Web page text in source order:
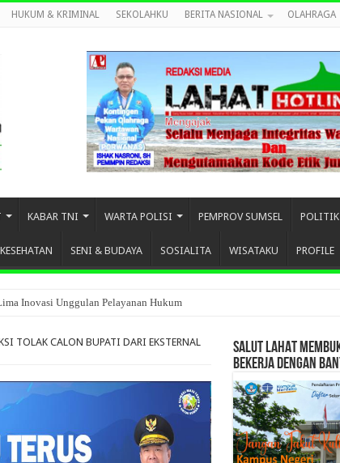
HUKUM & KRIMINAL SEKOLAHKU BERITA NASIONAL OLAHRAGA
KABAR TNI WARTA POLISI PEMPROV SUMSEL POLITIK
KESEHATAN SENI & BUDAYA SOSIALITA WISATAKU PROFILE
TOLAK CALON BUPATI DARI EKSTERNAL
SALUT LAHAT
BEKERJA DENGAN